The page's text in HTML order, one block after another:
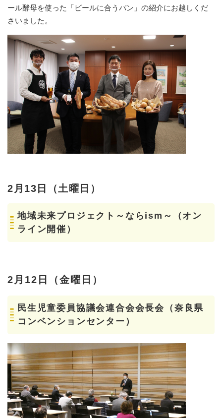
ール酵母を使った「ビールに合うパン」の紹介にお越しくだ
さいました。
2月13日（土曜日）
地域未来プロジェクト～ならism～（オン
ライン開催）
2月12日（金曜日）
民生児童委員協議会連合会会長会（奈良県
コンベンションセンター）